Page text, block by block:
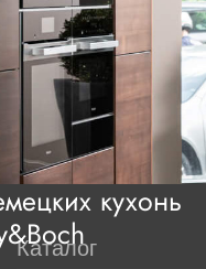
кухонь
Каталог